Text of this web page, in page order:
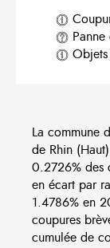
La commune
de Rhin
0.2726% des
en écart par
1.4786% en
coupures
cumulée de